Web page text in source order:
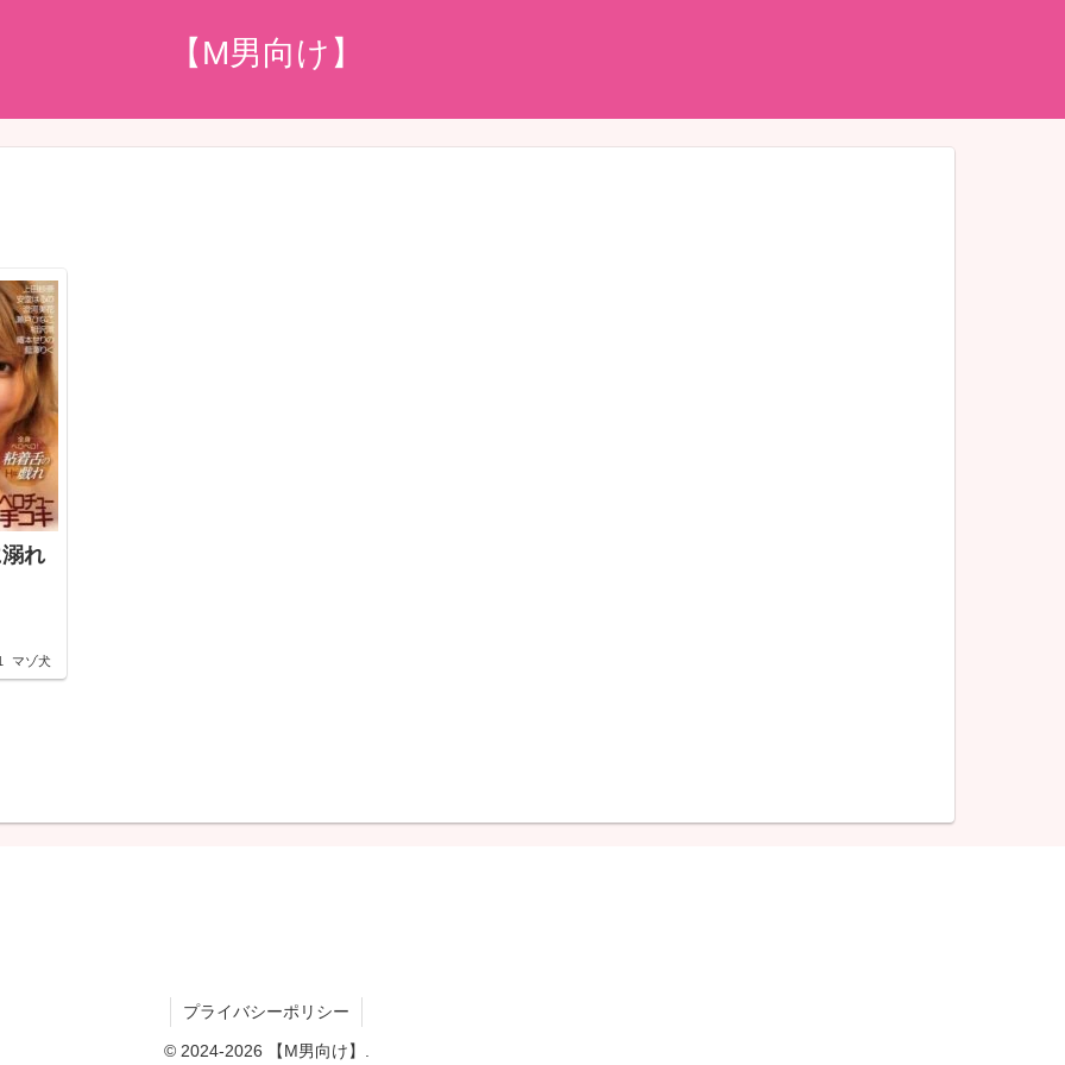
【M男向け】
れ
マゾ犬
プライバシーポリシー
© 2024-2026 【M男向け】.